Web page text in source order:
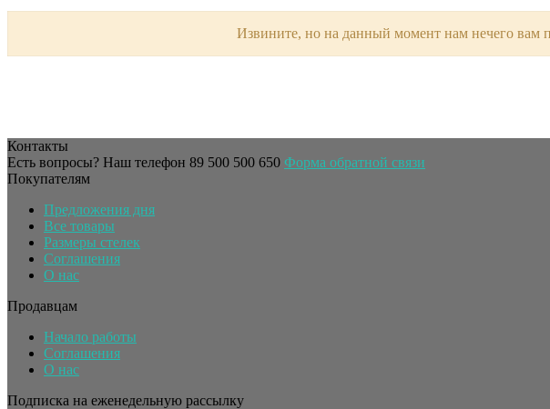
Извините, но на данный момент нам нечего вам
Контакты
Есть вопросы? Наш телефон 89 500 500 650 Форма обратной связи
Покупателям
Предложения дня
Все товары
Размеры стелек
Соглашения
О нас
Продавцам
Начало работы
Соглашения
О нас
Подписка на еженедельную рассылку